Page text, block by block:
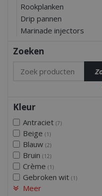
Rookplanken
Drip pannen
Marinade injectors
Zoeken
Kleur
Antraciet (7)
Beige (1)
Blauw (2)
Bruin (12)
Crème (1)
Gebroken wit (1)
Meer